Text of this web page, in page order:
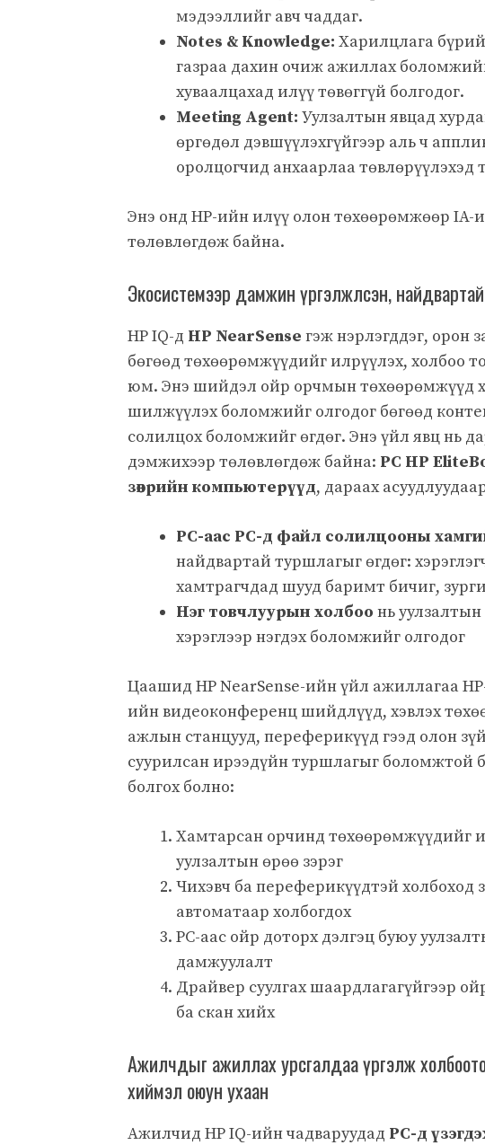
мэдээллийг авч чаддаг.
Notes & Knowledge: Харилцлага
газраа дахин очиж ажиллах
хуваалцахад илүү төвөггүй болгодог.
Meeting Agent: Уулзалтын явцад
өргөдөл дэвшүүлэхгүйгээр аль ч
оролцогчид анхаарлаа төвлөрүүлэхэд
Энэ онд HP-ийн илүү олон төхөөрөмжөөр IA-
төлөвлөгдөж байна.
Экосистемээр дамжин үргэлжлсэн,
HP IQ-д HP NearSense гэж нэрлэгддэг, орон
бөгөөд төхөөрөмжүүдийг илрүүлэх, холбоо
юм. Энэ шийдэл ойр орчмын төхөөрөмжүүд
шилжүүлэх боломжийг олгодог бөгөөд
солилцох боломжийг өгдөг. Энэ үйл явц нь
дэмжихээр төлөвлөгдөж байна: PC HP
зөөврийн компьютерүүд, дараах
PC-аас PC-д файл солилцооны
найдвартай туршлагыг өгдөг:
хамтрагчдад шууд баримт бичиг,
Нэг товчлуурын холбоо нь
хэрэглээр нэгдэх боломжийг олгодог
Цаашид HP NearSense-ийн үйл ажиллагаа
ийн видеоконференц шийдлүүд, хэвлэх
ажлын станцууд, переферикүүд гээд олон
суурилсан ирээдүйн туршлагыг боломжтой
болгох болно:
Хамтарсан орчинд төхөөрөмжүүдийг
уулзалтын өрөө зэрэг
Чихэвч ба переферикүүдтэй холбоход
автоматаар холбогдох
PC-аас ойр доторх дэлгэц буюу
дамжуулалт
Драйвер суулгах шаардлагагүйгээр
ба скан хийх
Ажилчдыг ажиллах урсгалдаа үргэлж
хиймэл оюун ухаан
Ажилчид HP IQ-ийн чадваруудад PC-д